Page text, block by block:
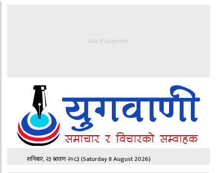
Ads Placement
शनिबार, २३ श्रावण २०८३(Saturday 8 August 2026)